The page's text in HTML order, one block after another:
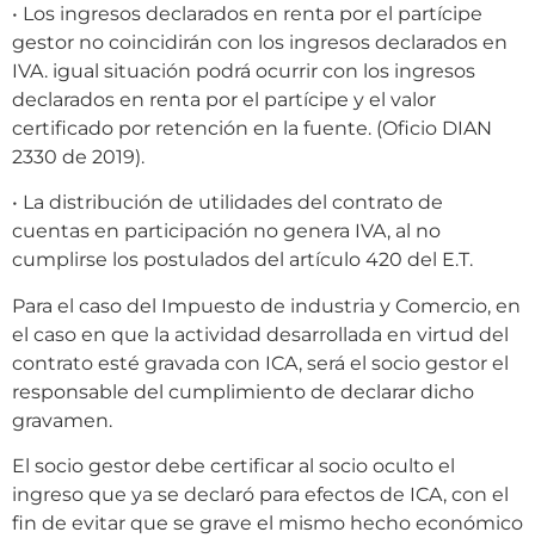
• Los ingresos declarados en renta por el partícipe
gestor no coincidirán con los ingresos declarados en
IVA. igual situación podrá ocurrir con los ingresos
declarados en renta por el partícipe y el valor
certificado por retención en la fuente. (Oficio DIAN
2330 de 2019).
• La distribución de utilidades del contrato de
cuentas en participación no genera IVA, al no
cumplirse los postulados del artículo 420 del E.T.
Para el caso del Impuesto de industria y Comercio, en
el caso en que la actividad desarrollada en virtud del
contrato esté gravada con ICA, será el socio gestor el
responsable del cumplimiento de declarar dicho
gravamen.
El socio gestor debe certificar al socio oculto el
ingreso que ya se declaró para efectos de ICA, con el
fin de evitar que se grave el mismo hecho económico